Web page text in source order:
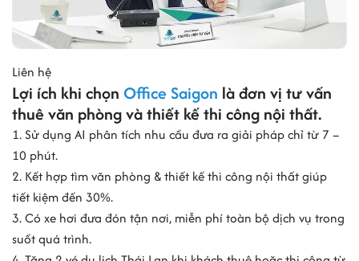
Liên hệ
Lợi ích khi chọn Office Saigon là đơn vị tư vấn
thuê văn phòng và thiết kế thi công nội thất.
1. Sử dụng AI phân tích nhu cầu đưa ra giải pháp chỉ từ 7 –
10 phút.
2. Kết hợp tìm văn phòng & thiết kế thi công nội thất giúp
tiết kiệm đến 30%.
3. Có xe hơi đưa đón tận nơi, miễn phí toàn bộ dịch vụ trong
suốt quá trình.